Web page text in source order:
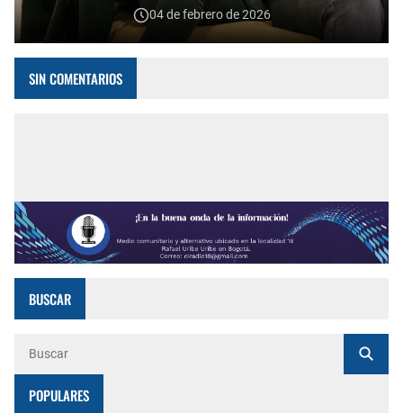
04 de febrero de 2026
SIN COMENTARIOS
BUSCAR
POPULARES